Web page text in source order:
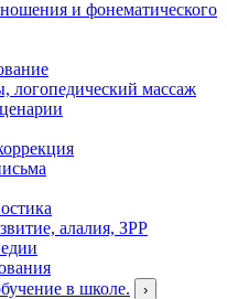
и фонематического
логопедический массаж
алалия, ЗРР
в школе.
›